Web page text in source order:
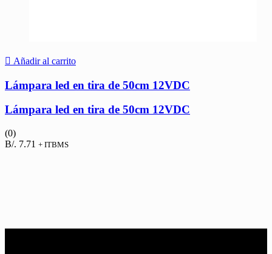
Añadir al carrito
Lámpara led en tira de 50cm 12VDC
Lámpara led en tira de 50cm 12VDC
(0)
B/. 7.71 + ITBMS